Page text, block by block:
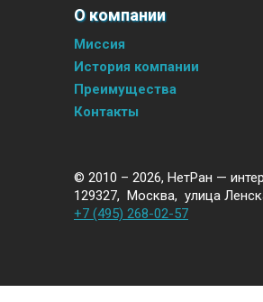
О компании
Миссия
История компании
Преимущества
Контакты
© 2010 – 2026, НетРан —
129327, Москва, улица
+7 (495) 268-02-57